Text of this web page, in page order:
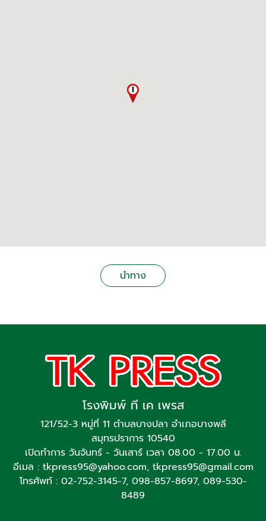
นำทาง
โรงพิมพ์ ที เค เพรส
121/52-3 หมู่ที่ 11 ตำบลบางปลา อำเภอบางพลี
สมุทรปราการ 10540
เปิดทำการ วันจันทร์ - วันเสาร์ เวลา 08.00 - 17.00 น.
อีเมล : tkpress95@yahoo.com, tkpress95@gmail.com
โทรศัพท์ : 02-752-3145-7, 098-857-8697, 089-530-
8489